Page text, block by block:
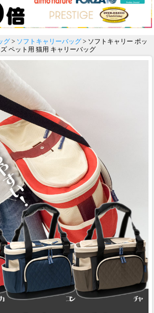
グ > ソフトキャリーバッグ > ソフトキャリー ポッ
ペット用 猫用 キャリーバッグ